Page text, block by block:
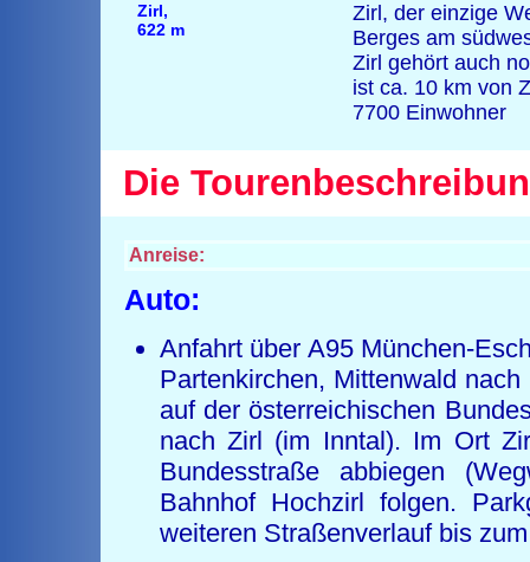
Zirl,
622 m
Zirl, der einzige
Berges am
Zirl gehört auch
ist ca. 10 km von
7700 Einwohner
Die
Anreise:
Auto:
Anfahrt über A95 München-
Partenkirchen, Mittenwald
auf der österreichischen
nach Zirl (im Inntal). Im Ort
Bundesstraße abbiegen
Bahnhof Hochzirl folgen.
weiteren Straßenverlauf bis